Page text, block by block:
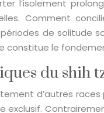
l’isolement
Comment
de solitude
le
du shih
d’autres